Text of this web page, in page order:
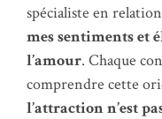
spécialiste en
mes sentiments et
l’amour. Chaque
comprendre cette
l’attraction n’est